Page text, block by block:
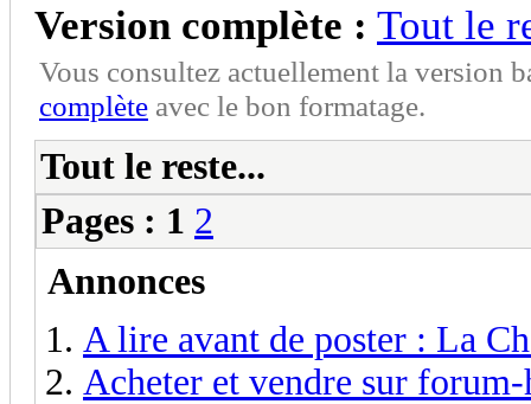
Version complète : Tout le
Vous consultez actuellement la version
complète avec le bon formatage.
Tout le reste...
Pages : 1 2
Annonces
A lire avant de poster : La
Acheter et vendre sur